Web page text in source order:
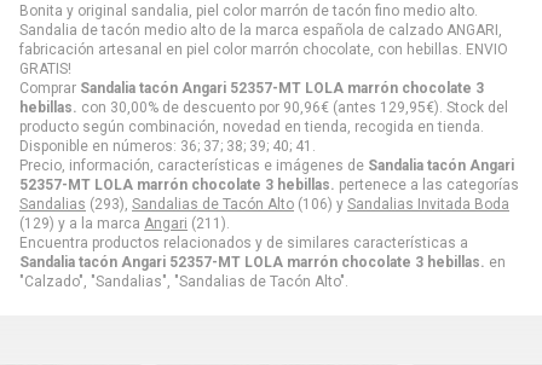
Bonita y original sandalia, piel color marrón de tacón fino medio alto.
Sandalia de tacón medio alto de la marca española de calzado ANGARI,
fabricación artesanal en piel color marrón chocolate, con hebillas. ENVIO
GRATIS!
Comprar Sandalia tacón Angari 52357-MT LOLA marrón chocolate 3
hebillas. con 30,00% de descuento por 90,96€ (antes 129,95€). Stock del
producto según combinación, novedad en tienda, recogida en tienda.
Disponible en números: 36; 37; 38; 39; 40; 41.
Precio, información, características e imágenes de Sandalia tacón Angari
52357-MT LOLA marrón chocolate 3 hebillas. pertenece a las categorías
Sandalias (293), Sandalias de Tacón Alto (106) y Sandalias Invitada Boda
(129) y a la marca Angari (211).
Encuentra productos relacionados y de similares características a
Sandalia tacón Angari 52357-MT LOLA marrón chocolate 3 hebillas. en
"Calzado", "Sandalias", "Sandalias de Tacón Alto".